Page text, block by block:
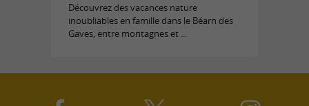
Découvrez des vacances nature
inoubliables en famille dans le Béarn des
Gaves, entre montagnes et ...